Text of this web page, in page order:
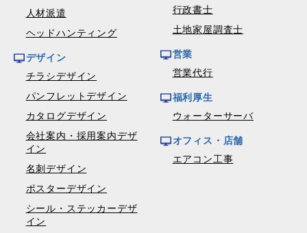
人材派遣
ヘッドハンティング
デザイン
チラシデザイン
パンフレットデザイン
カタログデザイン
会社案内・採用案内デザ
イン
名刺デザイン
ポスターデザイン
シール・ステッカーデザ
イン
行政書士
土地家屋調査士
営業
営業代行
福利厚生
ウォーターサーバ
オフィス・店舗
エアコン工事